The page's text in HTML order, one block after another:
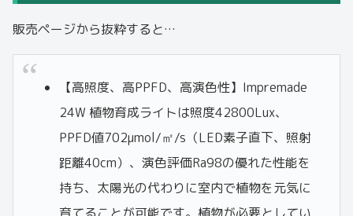
販売ページから抜粋すると…
【高照度、高PPFD、高演色性】Impremade
24W 植物育成ライトは照度42800Lux、
PPFD値702μmol/㎡/s（LED素子直下、照射
距離40cm）、演色評価Ra98の優れた性能を
持ち、太陽光の代わりに室内で植物を元気に